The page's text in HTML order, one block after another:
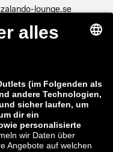
zalando-lounge.se
zalando-lounge.dk
zalando-lounge.cz
zalando-lounge.sk
zalando-lounge.hr